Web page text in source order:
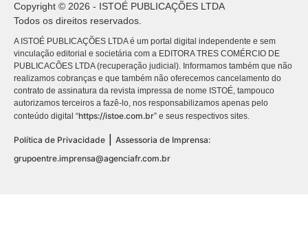
Copyright © 2026 - ISTOÉ PUBLICAÇÕES LTDA
Todos os direitos reservados.
A ISTOÉ PUBLICAÇÕES LTDA é um portal digital independente e sem
vinculação editorial e societária com a EDITORA TRES COMÉRCIO DE
PUBLICACÕES LTDA (recuperação judicial). Informamos também que não
realizamos cobranças e que também não oferecemos cancelamento do
contrato de assinatura da revista impressa de nome ISTOÉ, tampouco
autorizamos terceiros a fazê-lo, nos responsabilizamos apenas pelo
conteúdo digital “https://istoe.com.br” e seus respectivos sites.
Política de Privacidade
Assessoria de Imprensa:
grupoentre.imprensa@agenciafr.com.br